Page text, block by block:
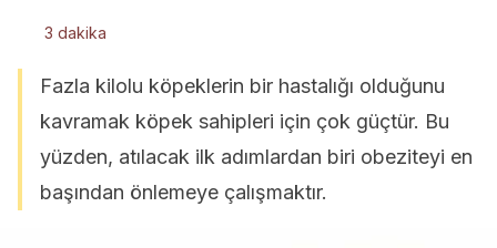
3 dakika
Fazla kilolu köpeklerin bir hastalığı olduğunu
kavramak köpek sahipleri için çok güçtür. Bu
yüzden, atılacak ilk adımlardan biri obeziteyi en
başından önlemeye çalışmaktır.